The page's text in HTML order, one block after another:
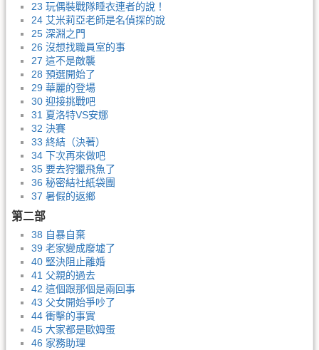
23 玩偶裝戰隊睡衣連者的說！
24 艾米莉亞老師是名偵探的說
25 深淵之門
26 沒想找職員室的事
27 這不是敵襲
28 預選開始了
29 華麗的登場
30 迎接挑戰吧
31 夏洛特VS安娜
32 決賽
33 終結（決著）
34 下次再來做吧
35 要去狩獵飛魚了
36 秘密結社紙袋團
37 暑假的返鄉
第二部
38 自暴自棄
39 老家變成廢墟了
40 堅決阻止離婚
41 父親的過去
42 這個跟那個是兩回事
43 父女開始爭吵了
44 衝擊的事實
45 大家都是歐姆蛋
46 家務助理